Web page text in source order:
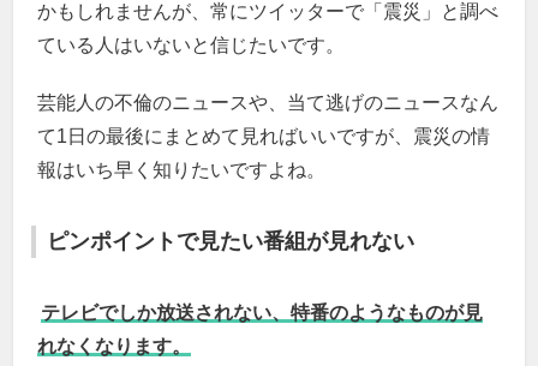
かもしれませんが、常にツイッターで「震災」と調べ
ている人はいないと信じたいです。
芸能人の不倫のニュースや、当て逃げのニュースなん
て1日の最後にまとめて見ればいいですが、震災の情
報はいち早く知りたいですよね。
ピンポイントで見たい番組が見れない
テレビでしか放送されない、特番のようなものが見
れなくなります。